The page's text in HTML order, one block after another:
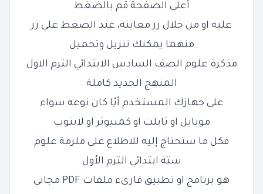
أعلى الصفحة قم بالضغط
عليه او من خلال زر معاينة، عند الضغط على زر
منهما يمكنك تنزيل وتحميل
مذكرة علوم الصف السادس الابتدائي الترم الاول
المنهج الجديد كاملة
على جهازك المستخدم أيًا كان نوعه سواء
موبايل او تابلت او كمبيوتر او لابتوب
فكل ما ستحتاج إليه للاطلاع على ملزمة علوم
ستة ابتدائي الترم الأول
هو برنامج او تطبيق قارىء ملفات PDF مجاني